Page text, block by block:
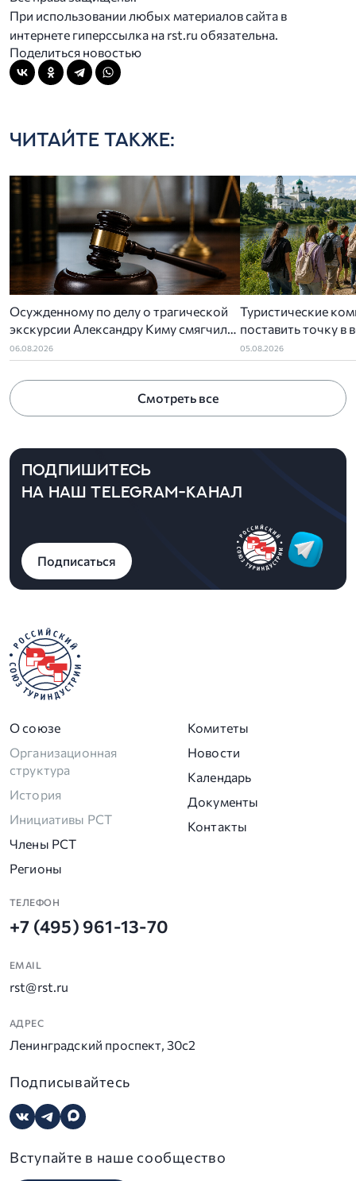
При использовании любых материалов сайта в
интернете гиперссылка на rst.ru обязательна.
Поделиться новостью
ЧИТАЙТЕ ТАКЖЕ:
Осужденному по делу о трагической
экскурсии Александру Киму смягчили
приговор
06.08.2026
Туристические
поставить точку в
детского
05.08.2026
Смотреть все
ПОДПИШИТЕСЬ
НА НАШ TELEGRAM-КАНАЛ
Подписаться
О союзе
Организационная
структура
История
Инициативы РСТ
Члены РСТ
Регионы
Комитеты
Новости
Календарь
Документы
Контакты
ТЕЛЕФОН
+7 (495) 961-13-70
EMAIL
rst@rst.ru
АДРЕС
Ленинградский проспект, 30с2
Подписывайтесь
Вступайте в наше сообщество